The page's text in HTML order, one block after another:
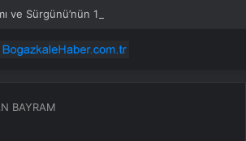
ve Sürgünü’nün 162. yılı unutulmadı
BAYRAM